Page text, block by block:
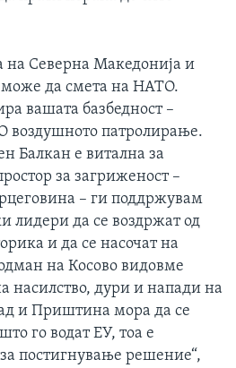
Северна Македонија и
да смета на НАТО.
вашата базбедност –
воздушното патролирање.
Балкан е витална за
за загриженост –
– ги поддржувам
лидери да се воздржат од
и да се насочат на
на Косово видовме
насилство, дури и напади на
и Приштина мора да се
го водат ЕУ, тоа е
постигнување решение“,